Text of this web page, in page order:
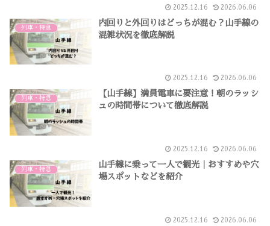
2025.12.16 2026.06.06
列車・特急
内回りと外回りはどっちが混む？山手線の
混雑状況を徹底解説
2025.12.16 2026.06.06
列車・特急
【山手線】満員電車に要注意！朝のラッシ
ュの時間帯について徹底解説
2025.12.16 2026.06.06
列車・特急
山手線に乗って一人で観光｜おすすめや穴
場スポットなどを紹介
2025.12.16 2026.06.06